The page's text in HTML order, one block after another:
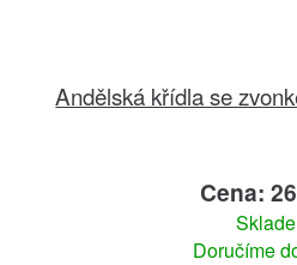
Andělská křídla se
Cena:
Doručíme